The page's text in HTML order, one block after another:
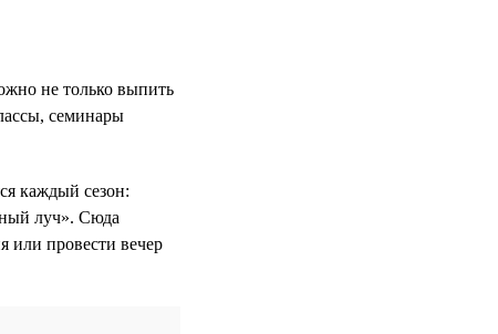
не только выпить
семинары
каждый сезон:
луч». Сюда
или провести вечер